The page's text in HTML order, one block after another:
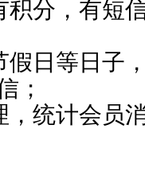
积分，有短
假日等日子
；
，统计会员